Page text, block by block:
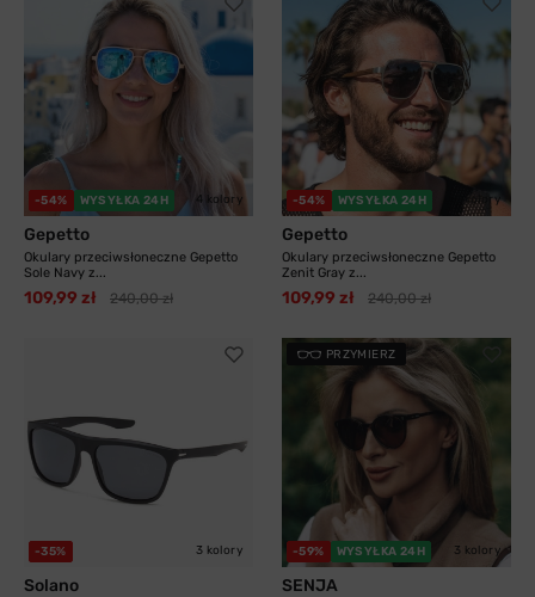
-54% WYSYŁKA 24H 4 kolory
Gepetto
Okulary przeciwsłoneczne Gepetto
Sole Navy z...
109,99 zł 240,00 zł
-54% WYSYŁKA 24H 3 kolory
Gepetto
Okulary przeciwsłoneczne Gepetto
Zenit Gray z...
109,99 zł 240,00 zł
-35% 3 kolory
Solano
PRZYMIERZ
-59% WYSYŁKA 24H 3 kolory
SENJA